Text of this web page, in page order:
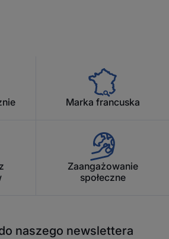
Marka francuska
Zaangażowanie
społeczne
naszego newslettera